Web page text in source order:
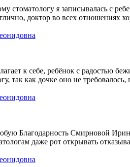
стоматологу я записывалась с
доктор во всех отношениях
к себе, ребёнок с радостью
так как дочке оно не
Благодарность Смирновой
даже рот открывать